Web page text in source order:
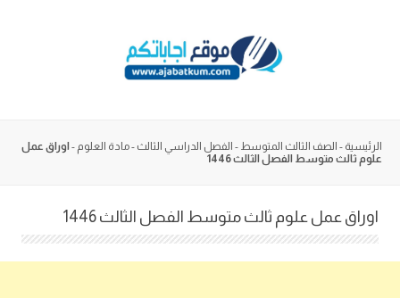
الرئيسية - الصف الثالث المتوسط - الفصل الدراسي الثالث -مادة العلوم - اوراق عمل
علوم ثالث متوسط الفصل الثالث 1446
اوراق عمل علوم ثالث متوسط الفصل الثالث 1446